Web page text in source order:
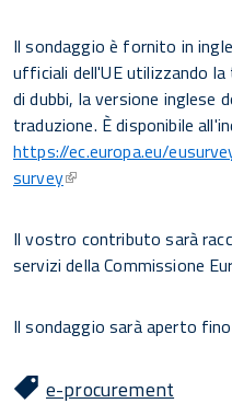
Il sondaggio è fornito in
ufficiali dell'UE utilizzando
di dubbi, la versione inglese
traduzione. È disponibile
https://ec.europa.eu/
survey
Il vostro contributo sarà
servizi della Commissione
Il sondaggio sarà aperto
e-procurement